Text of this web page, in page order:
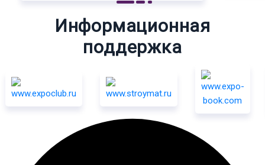
Информационная
поддержка